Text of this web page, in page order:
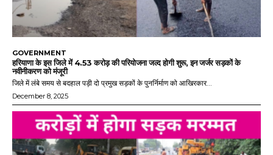
GOVERNMENT
हरियाणा के इस जिले में 4.53 करोड़ की परियोजना जल्द होगी शुरू, इन जर्जर सड़कों के
नवीनीकरण को मंजूरी
जिले में लंबे समय से बदहाल पड़ी दो प्रमुख सड़कों के पुनर्निर्माण को आखिरकार...
December 8, 2025